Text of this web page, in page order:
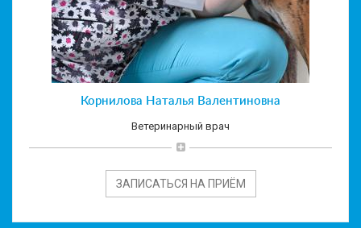
Корнилова Наталья Валентиновна
Ветеринарный врач
ЗАПИСАТЬСЯ НА ПРИЁМ